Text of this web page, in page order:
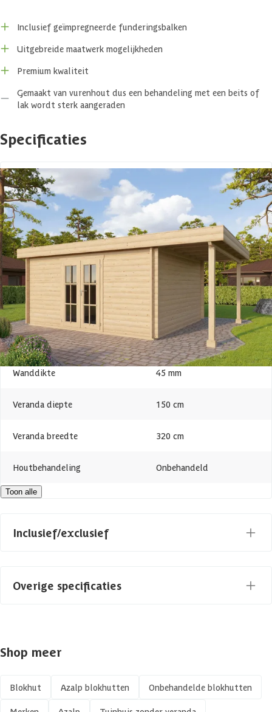
Inclusief geïmpregneerde funderingsbalken
Uitgebreide maatwerk mogelijkheden
Premium kwaliteit
Gemaakt van vurenhout dus een behandeling met een beits of
lak wordt sterk aangeraden
Specificaties
Belangrijke specificaties
Merk
Breedte 550 cm
Lengte
Hoogte
Oppervlakte 15 m2
Wanddikte 45 mm
Veranda diepte 150 cm
Veranda breedte 320 cm
Houtbehandeling Onbehandeld
Dakvorm
Maatwerk mogelijk
Houtsoort
Azalp artikelcode
EAN-code 1039345131871
Toon alle
Inclusief/exclusief
Overige specificaties
Gespiegeld te monteren
Impregneren mogelijk
Shop meer
Blokhut Azalp blokhutten Onbehandelde blokhutten